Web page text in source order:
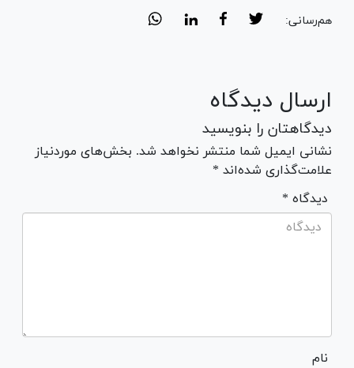
هم‌رسانی:
ارسال دیدگاه
دیدگاهتان را بنویسید
نشانی ایمیل شما منتشر نخواهد شد. بخش‌های موردنیاز
علامت‌گذاری شده‌اند *
* دیدگاه
نام